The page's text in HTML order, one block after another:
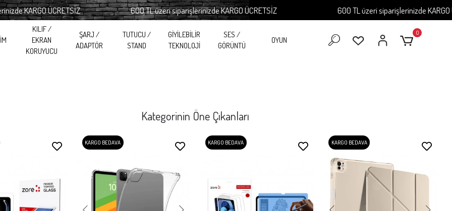
ÜCRETSİZ 600 TL üzeri siparişlerinizde KARGO ÜCRETSİZ 600 TL üzeri siparişlerinizde KARGO ÜCRETSİZ
KILIF /
EKRAN
KORUYUCU
ŞARJ /
ADAPTÖR
TUTUCU /
STAND
GİYİLEBİLİR
TEKNOLOJİ
SES /
GÖRÜNTÜ
OYUN
0
Kategorinin Öne Çıkanları
KARGO BEDAVA KARGO BEDAVA KARGO BEDAVA